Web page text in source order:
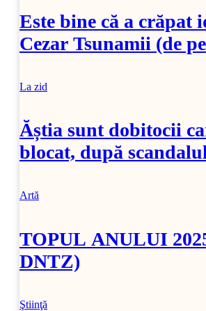
Este bine că a crăpat
Cezar Tsunamii (de pe
La zid
Ăștia sunt dobitocii
blocat, după
Artă
TOPUL ANULUI
DNTZ)
Ştiinţă